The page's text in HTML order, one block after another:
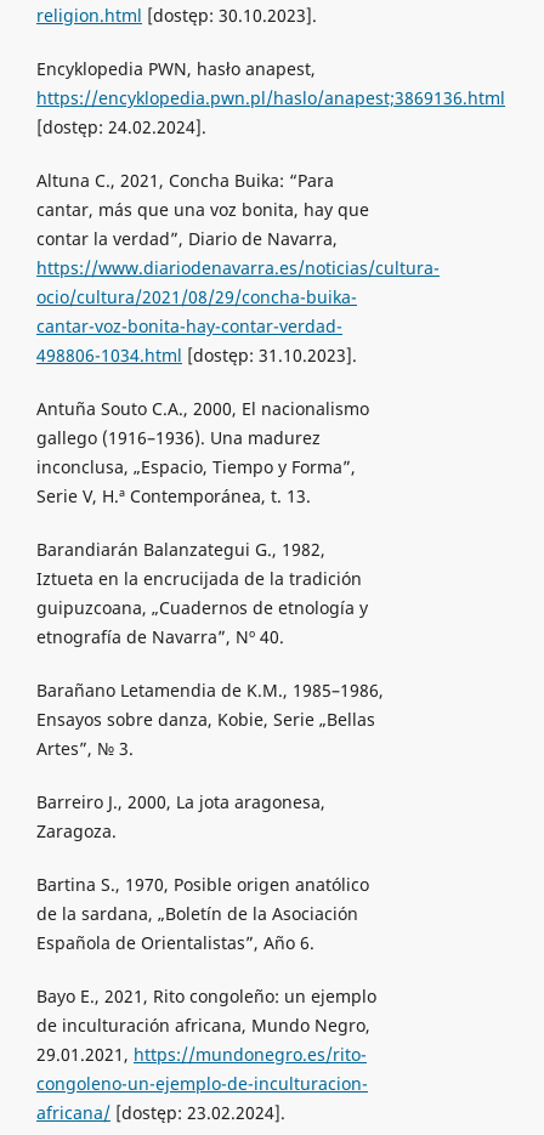
religion.html [dostęp: 30.10.2023].
Encyklopedia PWN, hasło anapest,
https://encyklopedia.pwn.pl/haslo/anapest;3869136.html
[dostęp: 24.02.2024].
Altuna C., 2021, Concha Buika: “Para
cantar, más que una voz bonita, hay que
contar la verdad”, Diario de Navarra,
https://www.diariodenavarra.es/noticias/cultura-
ocio/cultura/2021/08/29/concha-buika-
cantar-voz-bonita-hay-contar-verdad-
498806-1034.html [dostęp: 31.10.2023].
Antuña Souto C.A., 2000, El nacionalismo
gallego (1916–1936). Una madurez
inconclusa, „Espacio, Tiempo y Forma”,
Serie V, H.ª Contemporánea, t. 13.
Barandiarán Balanzategui G., 1982,
Iztueta en la encrucijada de la tradición
guipuzcoana, „Cuadernos de etnología y
etnografía de Navarra”, Nº 40.
Barañano Letamendia de K.M., 1985–1986,
Ensayos sobre danza, Kobie, Serie „Bellas
Artes”, № 3.
Barreiro J., 2000, La jota aragonesa,
Zaragoza.
Bartina S., 1970, Posible origen anatólico
de la sardana, „Boletín de la Asociación
Española de Orientalistas”, Año 6.
Bayo E., 2021, Rito congoleño: un ejemplo
de inculturación africana, Mundo Negro,
29.01.2021, https://mundonegro.es/rito-
congoleno-un-ejemplo-de-inculturacion-
africana/[dostęp: 23.02.2024].